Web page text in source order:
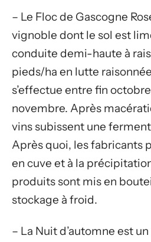
– Le Floc de Gascogne
vignoble dont le sol est
conduite demi-haute à
pieds/ha en lutte
s’effectue entre fin
novembre. Après
vins subissent une
Après quoi, les fabricants
en cuve et à la
produits sont mis en
stockage à froid.
– La Nuit d’automne est